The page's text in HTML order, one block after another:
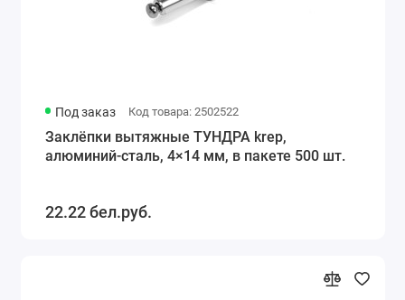
Под заказ Код товара: 2502522
Заклёпки вытяжные ТУНДРА krep,
алюминий-сталь, 4×14 мм, в пакете 500 шт.
22.22 бел.руб.